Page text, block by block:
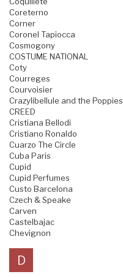
Coreterno
Corner
Coronel Tapiocca
Cosmogony
COSTUME NATIONAL
Coty
Courreges
Courvoisier
Crazylibellule and the Poppies
CREED
Cristiana Bellodi
Cristiano Ronaldo
Cuarzo The Circle
Cuba Paris
Cupid
Cupid Perfumes
Custo Barcelona
Czech & Speake
Carven
Castelbajac
Chevignon
D